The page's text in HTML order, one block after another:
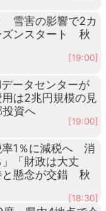
雪害の影響で2カ
ズンスタート 秋
[19:00]
ータセンターが
は2兆円規模の見
資へ
[19:00]
率1％に減税へ 消
「財政は大丈
懸念が交錯 秋
[18:30]